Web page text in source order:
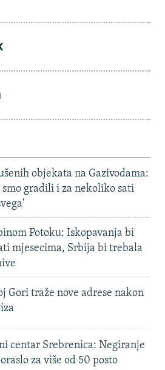
objekata na Gazivodama:
smo gradili i za nekoliko sati
Potoku: Iskopavanja bi
mjesecima, Srbija bi trebala
Gori traže nove adrese nakon
centar Srebrenica: Negiranje
za više od 50 posto